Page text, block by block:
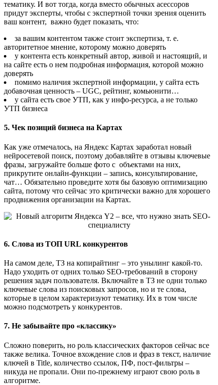
тематику. И вот тогда, когда вместо обычных асессоров
придут эксперты, чтобы с экспертной точки зрения оценить
ваш контент, важно будет показать, что:
за вашим контентом также стоит экспертиза, т. е.
авторитетное мнение, которому можно доверять
у контента есть конкретный автор, живой и настоящий, и
на сайте есть о нем подробная информация, которой можно
доверять
помимо наличия экспертной информации, у сайта есть
добавочная ценность – UGC, рейтинг, комьюнити…
у сайта есть свое УТП, как у инфо-ресурса, а не только
УТП бизнеса
5. Чек позиций бизнеса на Картах
Как уже отмечалось, на Яндекс Картах заработал новый
нейросетевой поиск, поэтому добавляйте в отзывы ключевые
фразы, загружайте больше фото с объектами на них,
прикрутите онлайн-функции – запись, консультирование,
чат… Обязательно проведите хотя бы базовую оптимизацию
сайта, потому что сейчас это критически важно для хорошего
продвижения организации на Картах.
6. Слова из ТОП URL конкурентов
На самом деле, ТЗ на копирайтинг – это унылинг какой-то.
Надо уходить от одних только SEO-требований в сторону
решения задач пользователя. Включайте в ТЗ не одни только
ключевые слова из поисковых запросов, но и те слова,
которые в целом характеризуют тематику. Их в том числе
можно подсмотреть у конкурентов.
7. Не забывайте про «классику»
Сложно поверить, но роль классических факторов сейчас все
также велика. Точное вхождение слов и фраз в текст, наличие
ключей в Title, количество ссылок, ПФ, пост-фильтры –
никуда не пропали. Они по-прежнему играют свою роль в
алгоритме.